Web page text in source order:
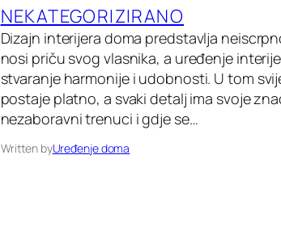
NEKATEGORIZIRANO
Dizajn interijera doma predstavlja
nosi priču svog vlasnika, a uređenje
stvaranje harmonije i udobnosti. U tom
postaje platno, a svaki detalj ima svoje
nezaboravni trenuci i gdje se…
Written byUređenje doma